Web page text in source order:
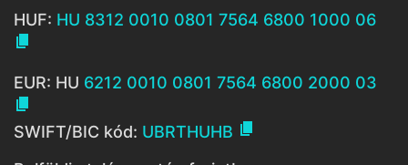
HUF: HU 8312 0010 0801 7564 6800 1000 06

EUR: HU 6212 0010 0801 7564 6800 2000 03

SWIFT/BIC kód: UBRTHUHB 